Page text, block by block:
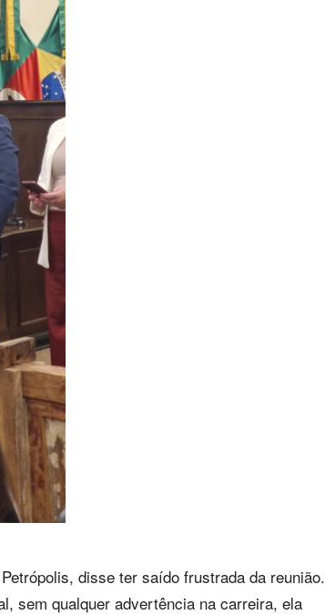
disse ter saído frustrada da reunião.
sem qualquer advertência na carreira, ela